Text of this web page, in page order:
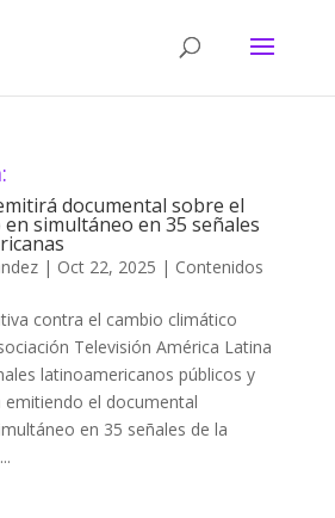
documental sobre el
simultáneo en 35 señales
| Oct 22, 2025 | Contenidos
contra el cambio climático
Televisión América Latina
latinoamericanos públicos y
emitiendo el documental
en 35 señales de la